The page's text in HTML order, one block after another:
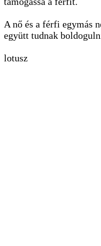
A nő és a férfi egymás
együtt tudnak
lotusz